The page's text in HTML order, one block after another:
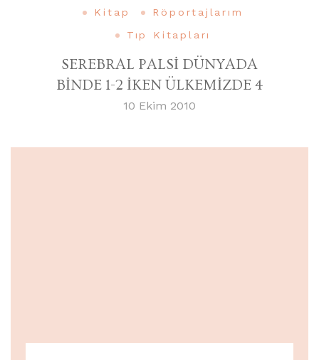
Kitap
Röportajlarım
Tıp Kitapları
SEREBRAL PALSİ DÜNYADA
BİNDE 1-2 İKEN ÜLKEMİZDE 4
10 Ekim 2010